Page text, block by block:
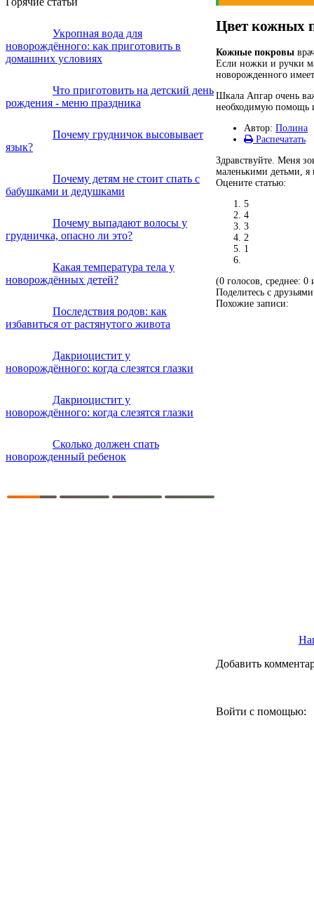
Укропная вода для
новорождённого: как приготовить в
домашних условиях
Что приготовить на детский день
рождения - меню праздника
Почему грудничок высовывает
язык?
Почему детям не стоит спать с
бабушками и дедушками
Почему выпадают волосы у
грудничка, опасно ли это?
Какая температура тела у
новорождённых детей?
Последствия родов: как
избавиться от растянутого живота
Дакриоцистит у
новорождённого: когда слезятся глазки
Дакриоцистит у
новорождённого: когда слезятся глазки
Сколько должен спать
новорожденный ребенок
Цвет кожных
Кожные покровы
Если ножки и ручки
новорожденного
Шкала Апгар очень
необходимую помощь
Автор: Полина
Распечатать
Здравствуйте. Меня
маленькими детьми, я
Оцените статью:
5
4
3
2
1
(0 голосов, среднее: 0
Поделитесь с
Похожие записи:
Добавить
Войти с помощью: